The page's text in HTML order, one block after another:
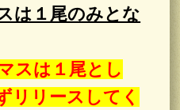
は１尾のみとな
スは１尾とし
リリースしてく